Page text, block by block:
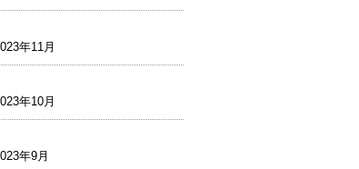
年11月
年10月
年9月